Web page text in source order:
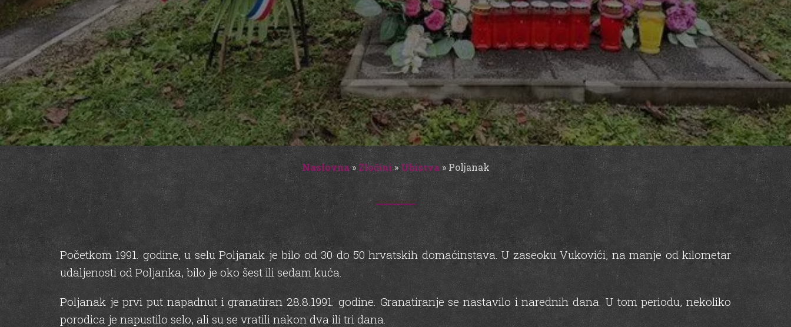
Naslovna » Zločini »Ubistva »Poljanak
Početkom 1991. godine, u selu Poljanak je bilo od 30 do 50 hrvatskih domaćinstava. U zaseoku Vukovići, na manje od kilometar
udaljenosti od Poljanka, bilo je oko šest ili sedam kuća.
Poljanak je prvi put napadnut i granatiran 28.8.1991. godine. Granatiranje se nastavilo i narednih dana. U tom periodu, nekoliko
porodica je napustilo selo, ali su se vratili nakon dva ili tri dana.